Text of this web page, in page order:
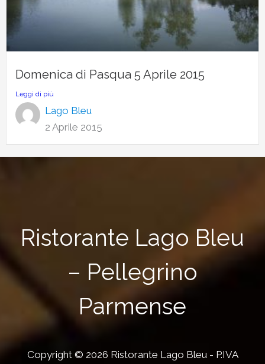
Domenica di Pasqua 5 Aprile 2015
Leggi di più
Lago Bleu
2 Aprile 2015
Ristorante Lago Bleu
– Pellegrino
Parmense
Copyright © 2026 Ristorante Lago Bleu - P.IVA